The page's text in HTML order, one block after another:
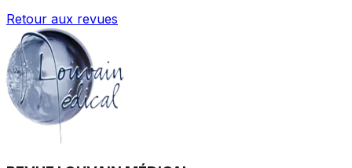
Retour aux revues